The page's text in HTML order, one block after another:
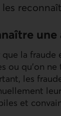
une
la fraude
ou qu’on
les
et